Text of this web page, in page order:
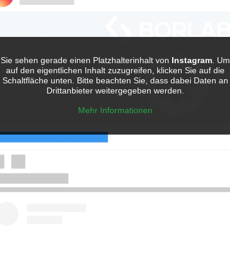
Sie sehen gerade einen Platzhalterinhalt von Instagram . Um
auf den eigentlichen Inhalt zuzugreifen, klicken Sie auf die
Schaltfläche unten. Bitte beachten Sie, dass dabei Daten an
Drittanbieter weitergegeben werden.
Mehr Informationen